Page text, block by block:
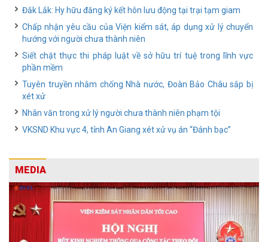
Đắk Lắk: Hy hữu đăng ký kết hôn lưu động tại trại tạm giam
Chấp nhận yêu cầu của Viện kiểm sát, áp dụng xử lý chuyển
hướng với người chưa thành niên
Siết chặt thực thi pháp luật về sở hữu trí tuệ trong lĩnh vực
phần mềm
Tuyên truyền nhằm chống Nhà nước, Đoàn Bảo Châu sắp bị
xét xử
Nhân văn trong xử lý người chưa thành niên phạm tội
VKSND Khu vực 4, tỉnh An Giang xét xử vụ án “Đánh bạc”
MEDIA